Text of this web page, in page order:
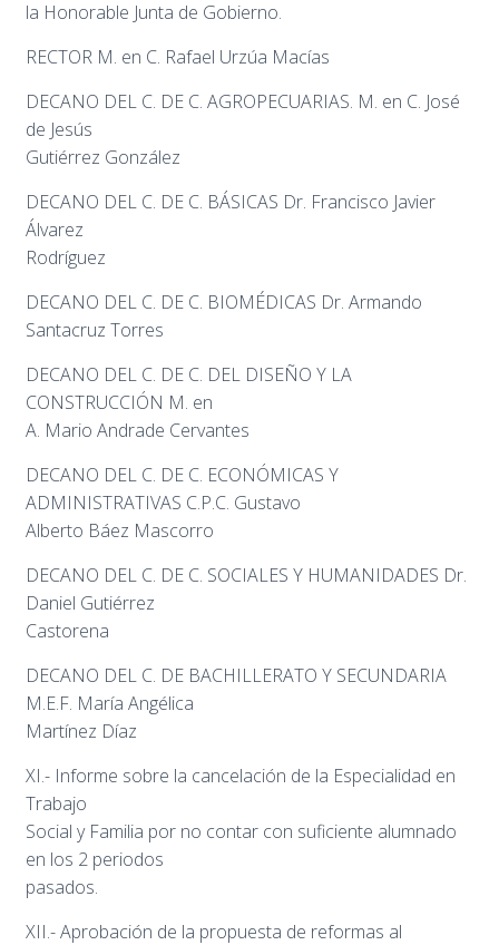
la Honorable Junta de Gobierno.
RECTOR M. en C. Rafael Urzúa Macías
DECANO DEL C. DE C. AGROPECUARIAS. M. en C. José
de Jesús
Gutiérrez González
DECANO DEL C. DE C. BÁSICAS Dr. Francisco Javier
Álvarez
Rodríguez
DECANO DEL C. DE C. BIOMÉDICAS Dr. Armando
Santacruz Torres
DECANO DEL C. DE C. DEL DISEÑO Y LA
CONSTRUCCIÓN M. en
A. Mario Andrade Cervantes
DECANO DEL C. DE C. ECONÓMICAS Y
ADMINISTRATIVAS C.P.C. Gustavo
Alberto Báez Mascorro
DECANO DEL C. DE C. SOCIALES Y HUMANIDADES Dr.
Daniel Gutiérrez
Castorena
DECANO DEL C. DE BACHILLERATO Y SECUNDARIA
M.E.F. María Angélica
Martínez Díaz
XI.- Informe sobre la cancelación de la Especialidad en
Trabajo
Social y Familia por no contar con suficiente alumnado
en los 2 periodos
pasados.
XII.- Aprobación de la propuesta de reformas al